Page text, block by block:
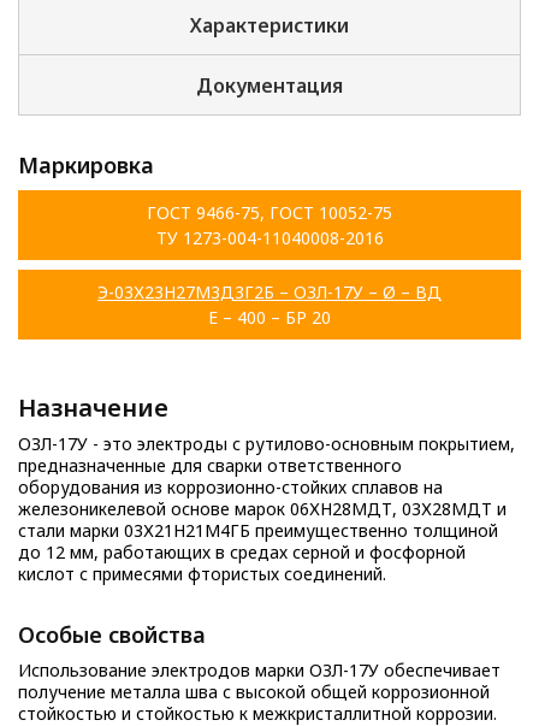
Характеристики
Документация
Маркировка
ГОСТ 9466-75, ГОСТ 10052-75
ТУ 1273-004-11040008-2016
Э-03Х23Н27М3Д3Г2Б – ОЗЛ-17У – Ø – ВД
Е – 400 – БР 20
Назначение
ОЗЛ-17У - это электроды с рутилово-основным покрытием,
предназначенные для сварки ответственного
оборудования из коррозионно-стойких сплавов на
железоникелевой основе марок 06ХН28МДТ, 03Х28МДТ и
стали марки 03Х21Н21М4ГБ преимущественно толщиной
до 12 мм, работающих в средах серной и фосфорной
кислот с примесями фтористых соединений.
Особые свойства
Использование электродов марки ОЗЛ-17У обеспечивает
получение металла шва с высокой общей коррозионной
стойкостью и стойкостью к межкристаллитной коррозии.